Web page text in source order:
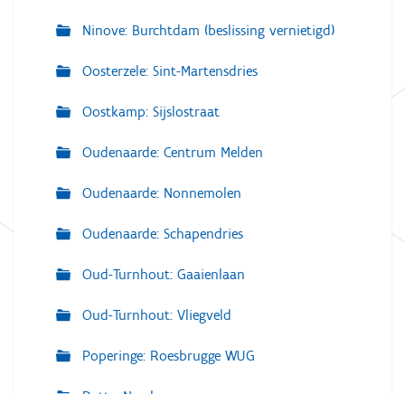
Ninove: Burchtdam (beslissing vernietigd)
Oosterzele: Sint-Martensdries
Oostkamp: Sijslostraat
Oudenaarde: Centrum Melden
Oudenaarde: Nonnemolen
Oudenaarde: Schapendries
Oud-Turnhout: Gaaienlaan
Oud-Turnhout: Vliegveld
Poperinge: Roesbrugge WUG